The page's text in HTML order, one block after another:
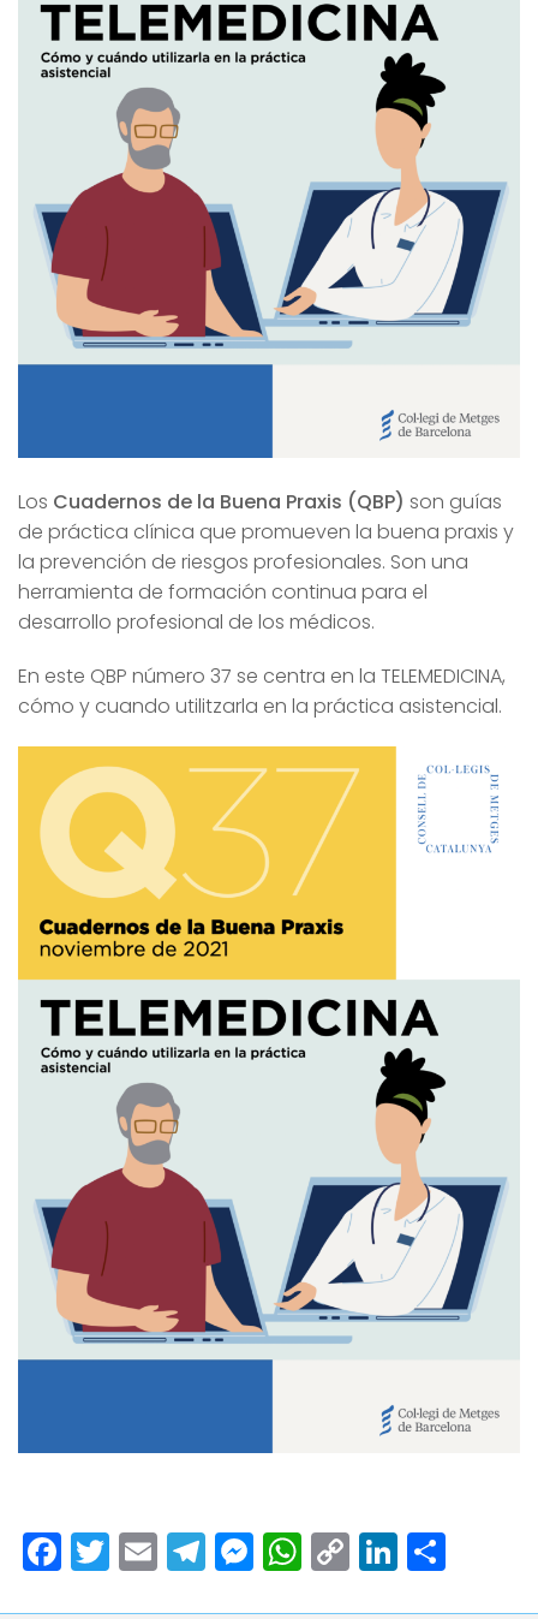
Los Cuadernos de la Buena Praxis (QBP) son guías
de práctica clínica que promueven la buena praxis y
la prevención de riesgos profesionales. Son una
herramienta de formación continua para el
desarrollo profesional de los médicos.
En este QBP número 37 se centra en la TELEMEDICINA,
cómo y cuando utilitzarla en la práctica asistencial.
Facebook
Twitter
EmailTelegram
Messenger
WhatsApp
Copy
Link